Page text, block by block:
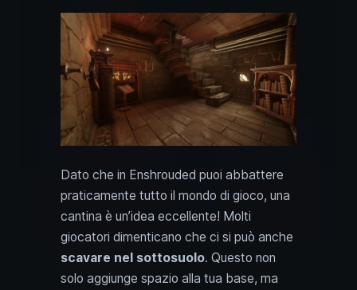
Dato che in Enshrouded puoi abbattere
praticamente tutto il mondo di gioco, una
cantina è un’idea eccellente! Molti
giocatori dimenticano che ci si può anche
scavare nel sottosuolo. Questo non
solo aggiunge spazio alla tua base, ma